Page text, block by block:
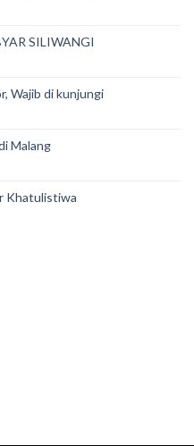
SILIWANGI
Wajib di kunjungi
Malang
Khatulistiwa